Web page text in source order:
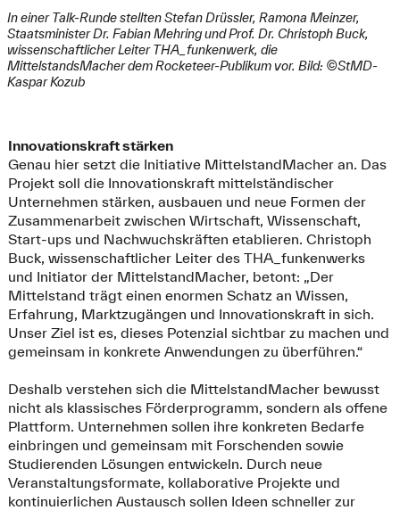
In einer Talk-Runde stellten Stefan Drüssler, Ramona Meinzer,
Staatsminister Dr. Fabian Mehring und Prof. Dr. Christoph Buck,
wissenschaftlicher Leiter THA_funkenwerk, die
MittelstandsMacher dem Rocketeer-Publikum vor. Bild: ©StMD-
Kaspar Kozub
Innovationskraft stärken
Genau hier setzt die Initiative MittelstandMacher an. Das
Projekt soll die Innovationskraft mittelständischer
Unternehmen stärken, ausbauen und neue Formen der
Zusammenarbeit zwischen Wirtschaft, Wissenschaft,
Start-ups und Nachwuchskräften etablieren. Christoph
Buck, wissenschaftlicher Leiter des THA_funkenwerks
und Initiator der MittelstandMacher, betont: „Der
Mittelstand trägt einen enormen Schatz an Wissen,
Erfahrung, Marktzugängen und Innovationskraft in sich.
Unser Ziel ist es, dieses Potenzial sichtbar zu machen und
gemeinsam in konkrete Anwendungen zu überführen.“
Deshalb verstehen sich die MittelstandMacher bewusst
nicht als klassisches Förderprogramm, sondern als offene
Plattform. Unternehmen sollen ihre konkreten Bedarfe
einbringen und gemeinsam mit Forschenden sowie
Studierenden Lösungen entwickeln. Durch neue
Veranstaltungsformate, kollaborative Projekte und
kontinuierlichen Austausch sollen Ideen schneller zur